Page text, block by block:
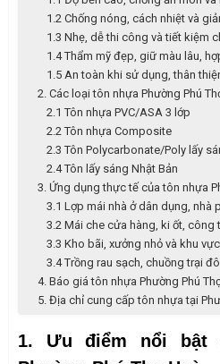
1.2 Chống nóng, cách nhiệt và
1.3 Nhẹ, dễ thi công và tiết kiệm
1.4 Thẩm mỹ đẹp, giữ màu lâu,
1.5 An toàn khi sử dụng, thân
2. Các loại tôn nhựa Phường Phú
2.1 Tôn nhựa PVC/ASA 3 lớp
2.2 Tôn nhựa Composite
2.3 Tôn Polycarbonate/Poly lấy
2.4 Tôn lấy sáng Nhật Bản
3. Ứng dụng thực tế của tôn nhựa
3.1 Lợp mái nhà ở dân dụng, nhà
3.2 Mái che cửa hàng, ki ốt, công
3.3 Kho bãi, xưởng nhỏ và khu
3.4 Trồng rau sạch, chuồng trại
4. Báo giá tôn nhựa Phường Phú
5. Địa chỉ cung cấp tôn nhựa tại
1. Ưu điểm nổi bật